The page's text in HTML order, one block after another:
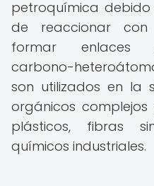
petroquímica
de reaccionar
formar enlaces
carbono-
son utilizados en la
orgánicos
plásticos, fibras
químicos industriales.